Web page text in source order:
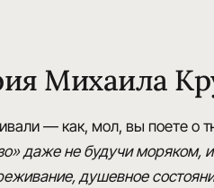
Михаила
— как, мол, вы поете о
даже не будучи моряком,
душевное